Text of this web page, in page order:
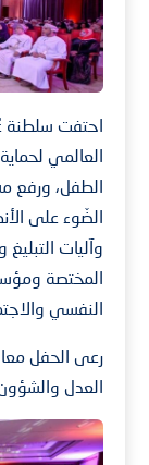
احتفت سلطنة
العالمي
الطفل، ورفع
الضّوء على
وآليات التبليغ
المختصة
النفسي
رعى الحفل
العدل والشؤون